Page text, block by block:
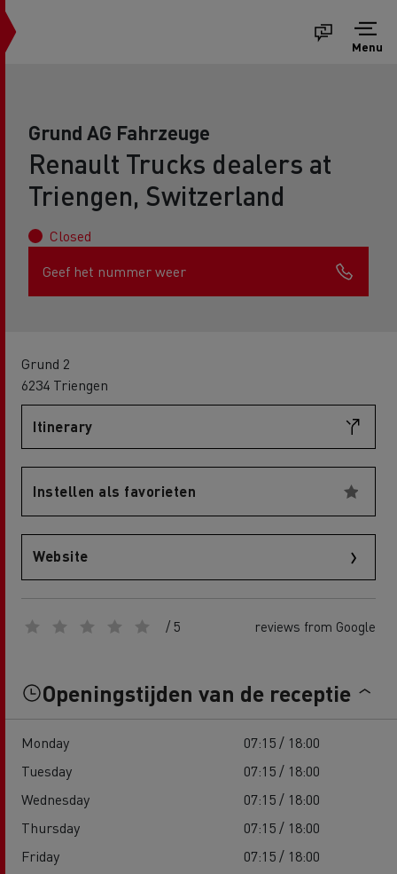
Menu
Grund AG Fahrzeuge
Renault Trucks dealers at
Triengen, Switzerland
Closed
Geef het nummer weer
Grund 2
6234 Triengen
Itinerary
Instellen als favorieten
Website
/ 5 reviews from Google
Openingstijden van de receptie
Monday
07:15 / 18:00
Tuesday
07:15 / 18:00
Wednesday
07:15 / 18:00
Thursday
07:15 / 18:00
Friday
07:15 / 18:00